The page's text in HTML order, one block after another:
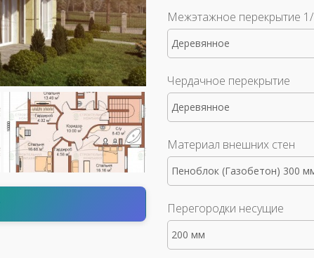
Межэтажное перекрытие
Деревянное
Чердачное перекрытие
Деревянное
Материал внешних стен
Пеноблок (Газобетон) 300
Перегородки несущие
200 мм